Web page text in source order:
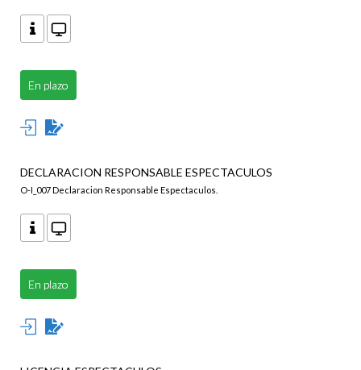
En plazo
DECLARACION RESPONSABLE ESPECTACULOS
O-I_007 Declaracion Responsable Espectaculos.
En plazo